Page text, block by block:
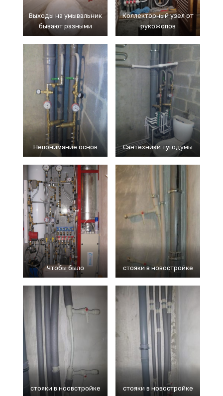
Выходы на умывальник
бывают разными
Коллекторный узел от
рукожопов
Непонимание основ Сантехники тугодумы
Чтобы было стояки в новостройке
стояки в ноовстройке стояки в новостройке